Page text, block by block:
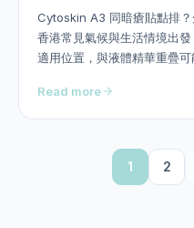
Cytoskin A3 同暗瘡貼點排
香港常見氣候與生活情境出
適用位置，與液體精華重疊
度功效承諾。
Read more
1 2